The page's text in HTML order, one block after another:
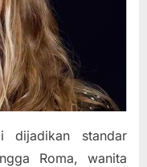
dijadikan standar
Roma, wanita